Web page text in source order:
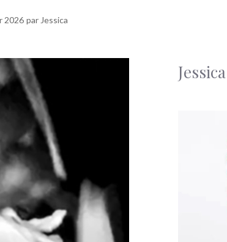
2026 par Jessica
Jessica